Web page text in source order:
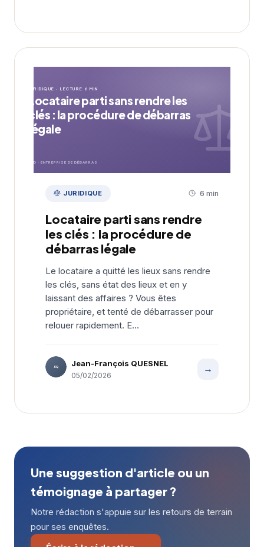
JURIDIQUE · LECTURE 6 MIN
Locataire parti sans rendre les
clés : la procédure de débarras
légale
EDD · ENTREPRISE DE DÉBARRAS
JURIDIQUE 6 min
Locataire parti sans rendre
les clés : la procédure de
débarras légale
Le locataire a quitté les lieux sans rendre
les clés, sans état des lieux et en y
laissant des affaires ? Vous êtes
propriétaire, et tenté de débarrasser pour
relouer rapidement. E...
JFQ Jean-François QUESNEL
05/02/2026
→
Une suggestion d'article ou un
témoignage à partager ?
Notre rédaction s'appuie sur les retours de terrain
pour ses enquêtes.